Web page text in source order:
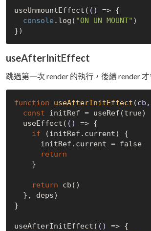
useUnmountEffect( () => {
console .log( "ON UN MOUNT" )
useAfterInitEffect
跳過第一次 render 的執行，後續 render
function useAfterInitEffect (
const initRef = useRef(true)
  useEffect(
() => {
if (initRef.current) {
      initRef.current =
false
return
return cb()
}
useAfterInitEffect( () => {